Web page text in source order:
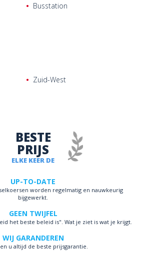
Busstation
Zuid-West
ELKE KEER DE
BESTE
PRIJS
UP-TO-DATE
worden regelmatig en nauwkeurig
bijgewerkt.
GEEN TWIJFEL
het beste beleid is". Wat je ziet is wat je krijgt.
WIJ GARANDEREN
u altijd de beste prijsgarantie.